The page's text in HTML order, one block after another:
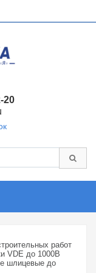
20
работ
VDE до 1000В
шлицевые до